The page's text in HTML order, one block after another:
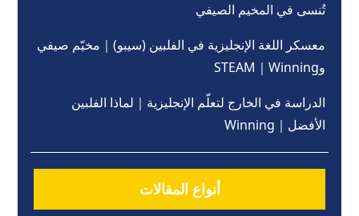
تُنسى في المخيم الصيفي
معسكر اللغة الإنجليزية في الفلبين (سيبو)｜مخيّم صيفي
وSTEAM｜Winning
الدراسة في الخارج لتعلّم الإنجليزية｜لماذا الفلبين
الأفضل｜Winning
أنواع المقالات